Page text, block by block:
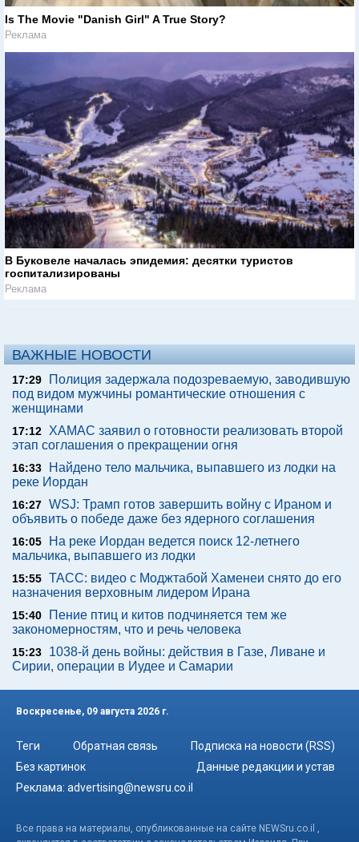
Is The Movie "Danish Girl" A True Story?
Реклама
В Буковеле началась эпидемия: десятки туристов
госпитализированы
Реклама
ВАЖНЫЕ НОВОСТИ
17:29
Полиция задержала подозреваемую, заводившую
под видом мужчины романтические отношения с
женщинами
17:12 ХАМАС заявил о готовности реализовать второй
этап соглашения о прекращении огня
16:33
Найдено тело мальчика, выпавшего из лодки на
реке Иордан
16:27 WSJ: Трамп готов завершить войну с Ираном и
объявить о победе даже без ядерного соглашения
16:05
На реке Иордан ведется поиск 12-летнего
мальчика, выпавшего из лодки
15:55 ТАСС: видео с Моджтабой Хаменеи снято до его
назначения верховным лидером Ирана
15:40
Пение птиц и китов подчиняется тем же
закономерностям, что и речь человека
15:23
1038-й день войны: действия в Газе, Ливане и
Сирии, операции в Иудее и Самарии
Воскресенье, 09 августа 2026 г.
Теги Обратная связь
Подписка на новости (RSS)
Без картинок
Данные редакции и устав
Реклама: advertising@newsru.co.il
Все права на материалы, опубликованные на сайте NEWSru.co.il ,